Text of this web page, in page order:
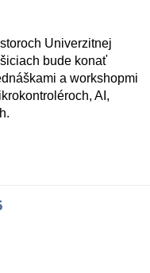
Univerzitnej
bude konať
a workshopmi
AI,